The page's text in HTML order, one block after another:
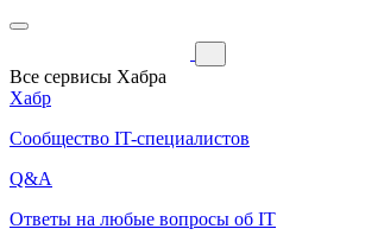
Все сервисы Хабра
Хабр
Сообщество IT-специалистов
Q&A
Ответы на любые вопросы об IT